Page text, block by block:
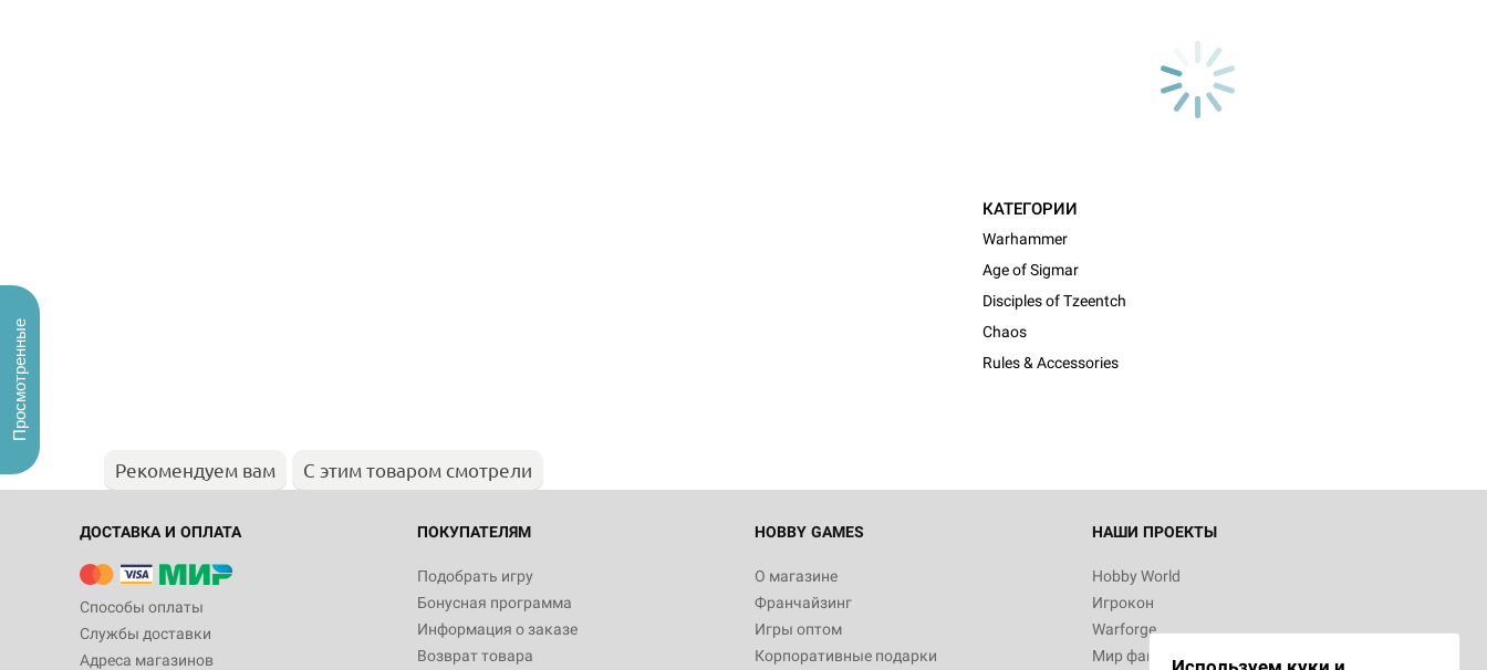
КАТЕГОРИИ
Warhammer
Age of Sigmar
Disciples of Tzeentch
Chaos
Rules & Accessories
Рекомендуем вам С этим товаром смотрели
ДОСТАВКА И ОПЛАТА
Способы оплаты
Службы доставки
Адреса магазинов
ПОКУПАТЕЛЯМ
Подобрать игру
Бонусная программа
Информация о заказе
Возврат товара
HOBBY GAMES
О магазине
Франчайзинг
Игры оптом
Корпоративные подарки
НАШИ ПРОЕКТЫ
Hobby World
Игрокон
Warforge
Мир фантастики
Просмотренные
Настольная игра Hobby World Монстры
Белая смерть
12 990
Настольная игра Hobby World Берсерк.